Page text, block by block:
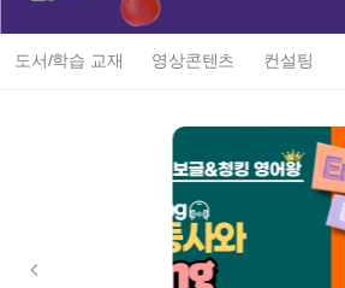
도서/학습 교재 영상콘텐츠 컨설팅